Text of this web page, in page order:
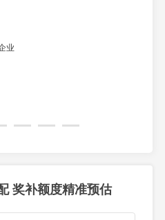
业
奖补额度精准预估